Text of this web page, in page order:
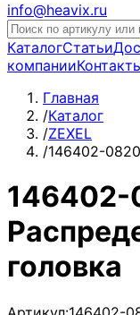
info@heavix.ru
КаталогСтатьи
компании
Главная
/Каталог
/ZEXEL
/146402-0820
146402-
головка